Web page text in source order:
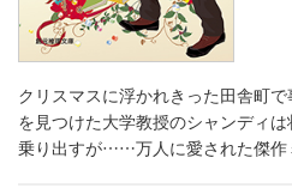
クリスマスに浮かれきった田舎町
を見つけた大学教授のシャンディ
乗り出すが……万人に愛された傑作